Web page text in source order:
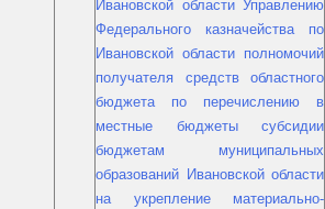
Ивановской области Управлению
Федерального казначейства по
Ивановской области полномочий
получателя средств областного
бюджета по перечислению в
местные бюджеты субсидии
бюджетам муниципальных
образований Ивановской области
на укрепление материально-